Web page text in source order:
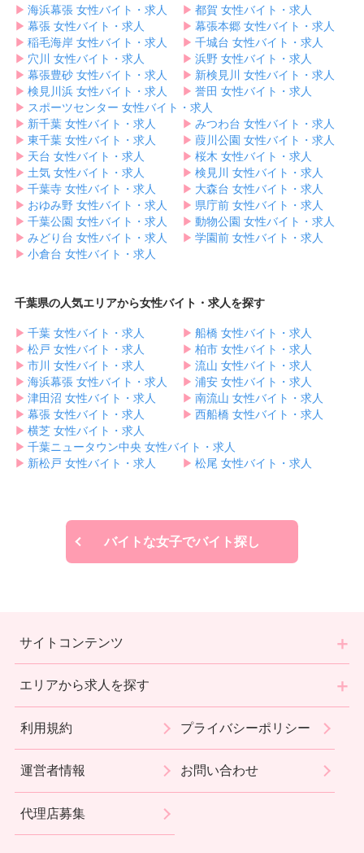
▶︎ 海浜幕張 女性バイト・求人 ▶︎ 都賀 女性バイト・求人
▶︎ 幕張 女性バイト・求人 ▶︎ 幕張本郷 女性バイト・求人
▶︎ 稲毛海岸 女性バイト・求人 ▶︎ 千城台 女性バイト・求人
▶︎ 穴川 女性バイト・求人 ▶︎ 浜野 女性バイト・求人
▶︎ 幕張豊砂 女性バイト・求人 ▶︎ 新検見川 女性バイト・求人
▶︎ 検見川浜 女性バイト・求人 ▶︎ 誉田 女性バイト・求人
▶︎ スポーツセンター 女性バイト・求人
▶︎ 新千葉 女性バイト・求人 ▶︎ みつわ台 女性バイト・求人
▶︎ 東千葉 女性バイト・求人 ▶︎ 葭川公園 女性バイト・求人
▶︎ 天台 女性バイト・求人 ▶︎ 桜木 女性バイト・求人
▶︎ 土気 女性バイト・求人 ▶︎ 検見川 女性バイト・求人
▶︎ 千葉寺 女性バイト・求人 ▶︎ 大森台 女性バイト・求人
▶︎ おゆみ野 女性バイト・求人 ▶︎ 県庁前 女性バイト・求人
▶︎ 千葉公園 女性バイト・求人 ▶︎ 動物公園 女性バイト・求人
▶︎ みどり台 女性バイト・求人 ▶︎ 学園前 女性バイト・求人
▶︎ 小倉台 女性バイト・求人
千葉県の人気エリアから女性バイト・求人を探す
▶︎ 千葉 女性バイト・求人 ▶︎ 船橋 女性バイト・求人
▶︎ 松戸 女性バイト・求人 ▶︎ 柏市 女性バイト・求人
▶︎ 市川 女性バイト・求人 ▶︎ 流山 女性バイト・求人
▶︎ 海浜幕張 女性バイト・求人 ▶︎ 浦安 女性バイト・求人
▶︎ 津田沼 女性バイト・求人 ▶︎ 南流山 女性バイト・求人
▶︎ 幕張 女性バイト・求人 ▶︎ 西船橋 女性バイト・求人
▶︎ 横芝 女性バイト・求人
▶︎ 千葉ニュータウン中央 女性バイト・求人
▶︎ 新松戸 女性バイト・求人 ▶︎ 松尾 女性バイト・求人
バイトな女子でバイト探し
サイトコンテンツ
エリアから求人を探す
利用規約 プライバシーポリシー
運営者情報 お問い合わせ
代理店募集